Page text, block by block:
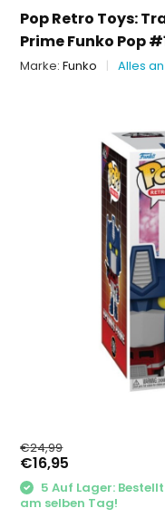
Pop Retro Toys:
Prime Funko Pop
Marke:Funko Alles
€24,99
€16,95
5 Auf Lager:
am selben Tag!